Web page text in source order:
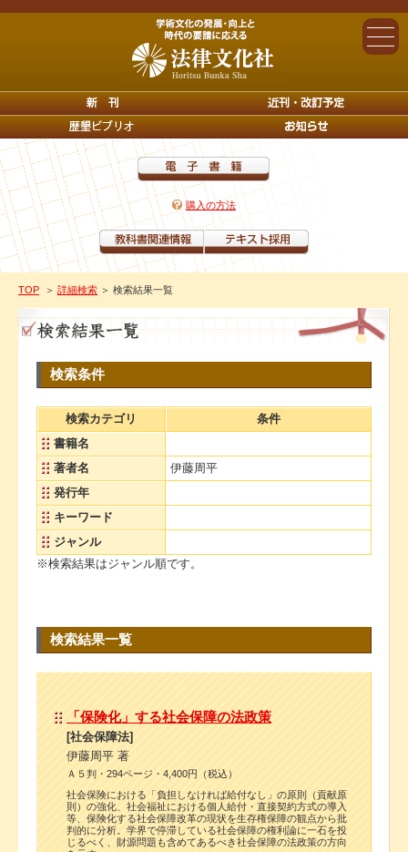
購入の方法
TOP ＞ 詳細検索 ＞ 検索結果一覧
検索条件
検索カテゴリ
条件
書籍名
著者名
伊藤周平
発行年
キーワード
ジャンル
※検索結果はジャンル順です。
検索結果一覧
「保険化」する社会保障の法政策
[社会保障法]
伊藤周平 著
Ａ５判・294ページ・4,400円（税込）
社会保険における「負担しなければ給付なし」の原則（貢献原
則）の強化、社会福祉における個人給付・直接契約方式の導入
等、保険化する社会保障改革の現状を生存権保障の観点から批
判的に分析。学界で停滞している社会保障の権利論に一石を投
じるべく、財源問題も含めてあるべき社会保障の法政策の方向